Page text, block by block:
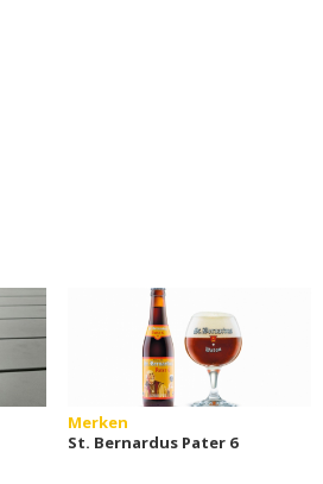
Merken
St. Bernardus Pater 6